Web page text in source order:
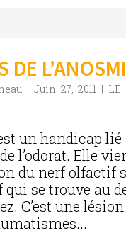
DE
| Juin 27, 2011 | LE
un handicap lié
l’odorat. Elle
du nerf olfactif
se trouve au
C’est une